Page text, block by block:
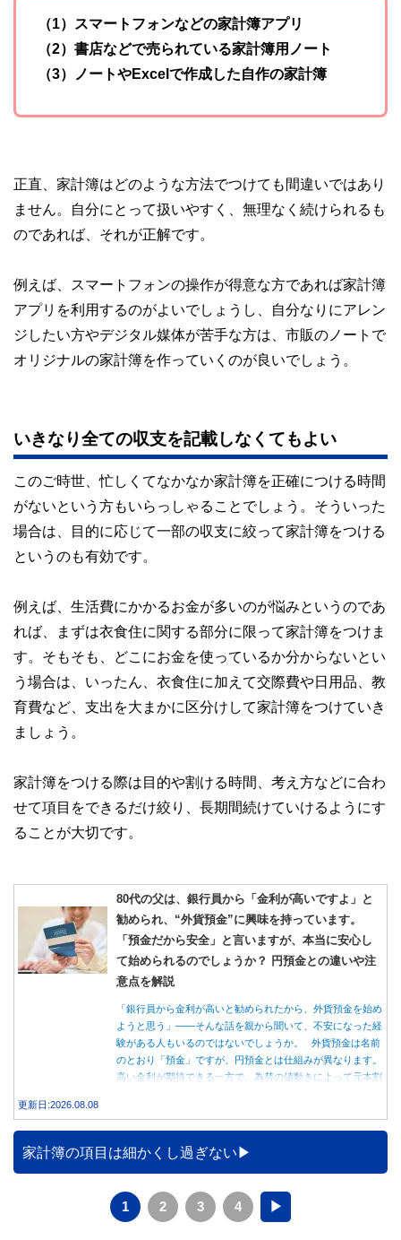
（1）スマートフォンなどの家計簿アプリ
（2）書店などで売られている家計簿用ノート
（3）ノートやExcelで作成した自作の家計簿
正直、家計簿はどのような方法でつけても間違いではあり
ません。自分にとって扱いやすく、無理なく続けられるも
のであれば、それが正解です。
例えば、スマートフォンの操作が得意な方であれば家計簿
アプリを利用するのがよいでしょうし、自分なりにアレン
ジしたい方やデジタル媒体が苦手な方は、市販のノートで
オリジナルの家計簿を作っていくのが良いでしょう。
いきなり全ての収支を記載しなくてもよい
このご時世、忙しくてなかなか家計簿を正確につける時間
がないという方もいらっしゃることでしょう。そういった
場合は、目的に応じて一部の収支に絞って家計簿をつける
というのも有効です。
例えば、生活費にかかるお金が多いのが悩みというのであ
れば、まずは衣食住に関する部分に限って家計簿をつけま
す。そもそも、どこにお金を使っているか分からないとい
う場合は、いったん、衣食住に加えて交際費や日用品、教
育費など、支出を大まかに区分けして家計簿をつけていき
ましょう。
家計簿をつける際は目的や割ける時間、考え方などに合わ
せて項目をできるだけ絞り、長期間続けていけるようにす
ることが大切です。
80代の父は、銀行員から「金利が高いですよ」と
勧められ、“外貨預金”に興味を持っています。
「預金だから安全」と言いますが、本当に安心し
て始められるのでしょうか？ 円預金との違いや注
意点を解説
「銀行員から金利が高いと勧められたから、外貨預金を始め
ようと思う」――そんな話を親から聞いて、不安になった経
験がある人もいるのではないでしょうか。 外貨預金は名前
のとおり「預金」ですが、円預金とは仕組みが異なります。
高い金利が期待できる一方で、為替の値動きによって元本割
更新日:2026.08.08
家計簿の項目は細かくし過ぎない
1 2 3 4 ▶